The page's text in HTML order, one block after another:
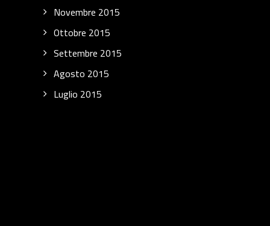
Novembre 2015
Ottobre 2015
Settembre 2015
Agosto 2015
Luglio 2015